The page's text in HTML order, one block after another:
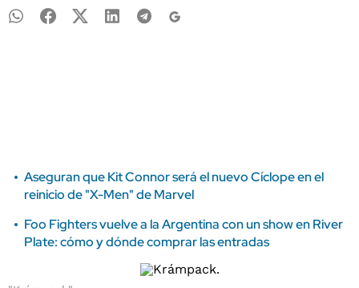
Aseguran que Kit Connor será el nuevo Cíclope en el
reinicio de "X-Men" de Marvel
Foo Fighters vuelve a la Argentina con un show en River
Plate: cómo y dónde comprar las entradas